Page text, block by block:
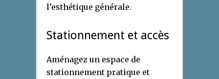
l’esthétique générale.
Stationnement et accès
Aménagez un espace de
stationnement pratique et